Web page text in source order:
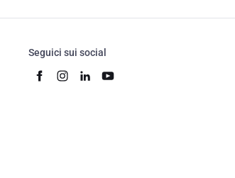
Seguici sui social